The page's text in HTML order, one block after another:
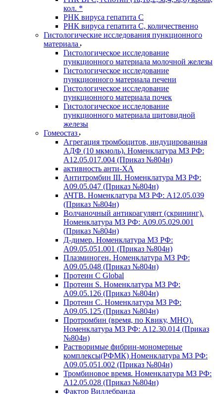
кол. *
РНК вируса гепатита C
РНК вируса гепатита C, количественно
Гистологические исследования пункционного
материала
Гистологическое исследование
пункционного материала молочной железы
Гистологическое исследование
пункционного материала печени
Гистологическое исследование
пункционного материала почек
Гистологическое исследование
пункционного материала щитовидной
железы
Гомеостаз
Агрегация тромбоцитов, индуцированная
АДФ (10 мкмоль). Номенклатура МЗ РФ:
A12.05.017.004 (Приказ №804н)
активность анти-ХА
Антитромбин III. Номенклатура МЗ РФ:
A09.05.047 (Приказ №804н)
АЧТВ. Номенклатура МЗ РФ: A12.05.039
(Приказ №804н)
Волчаночный антикоагулянт (скрининг).
Номенклатура МЗ РФ: A09.05.029.001
(Приказ №804н)
Д-димер. Номенклатура МЗ РФ:
A09.05.051.001 (Приказ №804н)
Плазминоген. Номенклатура МЗ РФ:
A09.05.048 (Приказ №804н)
Протеин C Global
Протеин S. Номенклатура МЗ РФ:
A09.05.126 (Приказ №804н)
Протеин С. Номенклатура МЗ РФ:
A09.05.125 (Приказ №804н)
Протромбин (время, по Квику, МНО).
Номенклатура МЗ РФ: A12.30.014 (Приказ
№804н)
Растворимые фибрин-мономерные
комплексы(РФМК) Номенклатура МЗ РФ:
A09.05.051.002 (Приказ №804н)
Тромбиновое время. Номенклатура МЗ РФ:
A12.05.028 (Приказ №804н)
Фактор Виллебранда